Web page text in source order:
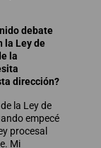
debate
la Ley de
la
dirección?
la Ley de
empecé
procesal
Mi